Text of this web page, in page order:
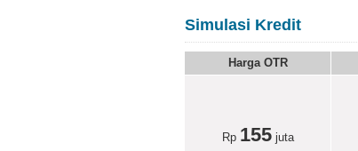
Simulasi Kredit
Harga OTR
Rp 155juta